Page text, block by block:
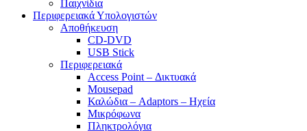
Παιχνίδια
Περιφερειακά Υπολογιστών
Αποθήκευση
CD-DVD
USB Stick
Περιφερειακά
Access Point – Δικτυακά
Mousepad
Καλώδια – Adaptors – Ηχεία
Μικρόφωνα
Πληκτρολόγια